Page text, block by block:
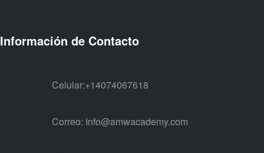
Información de Contacto
Celular:+14074067618
Correo: Info@amwacademy.com